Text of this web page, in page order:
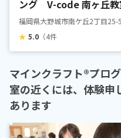
ング V-code 南ヶ丘教
福岡県大野城市南ケ丘2丁目25-5
★ 5.0 （4件
マインクラフト®プロ
室の近くには、体験申
あります